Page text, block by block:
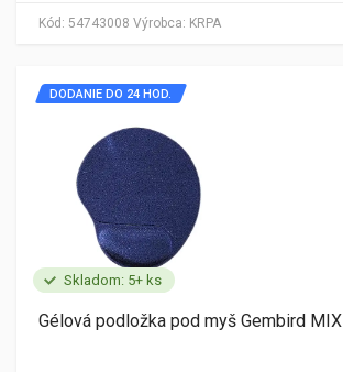
Kód: 54743008 Výrobca: KRPA
Skladom: 5+ ks
DODANIE DO 24 HOD.
Gélová podložka pod myš Gembird MIX